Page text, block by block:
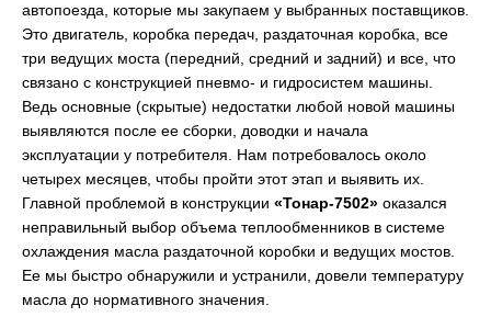
автопоезда, которые мы закупаем у выбранных поставщиков.
Это двигатель, коробка передач, раздаточная коробка, все
три ведущих моста (передний, средний и задний) и все, что
связано с конструкцией пневмо- и гидросистем машины.
Ведь основные (скрытые) недостатки любой новой машины
выявляются после ее сборки, доводки и начала
эксплуатации у потребителя. Нам потребовалось около
четырех месяцев, чтобы пройти этот этап и выявить их.
Главной проблемой в конструкции «Тонар-7502» оказался
неправильный выбор объема теплообменников в системе
охлаждения масла раздаточной коробки и ведущих мостов.
Ее мы быстро обнаружили и устранили, довели температуру
масла до нормативного значения.